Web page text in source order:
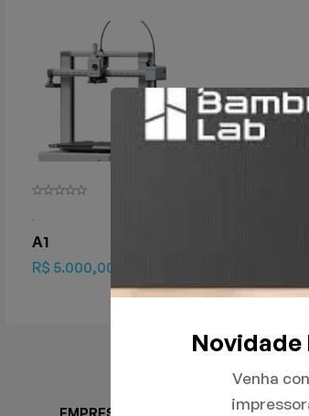
.
A1
R$ 5.000,00
EMPRESA
Novidade
Venha